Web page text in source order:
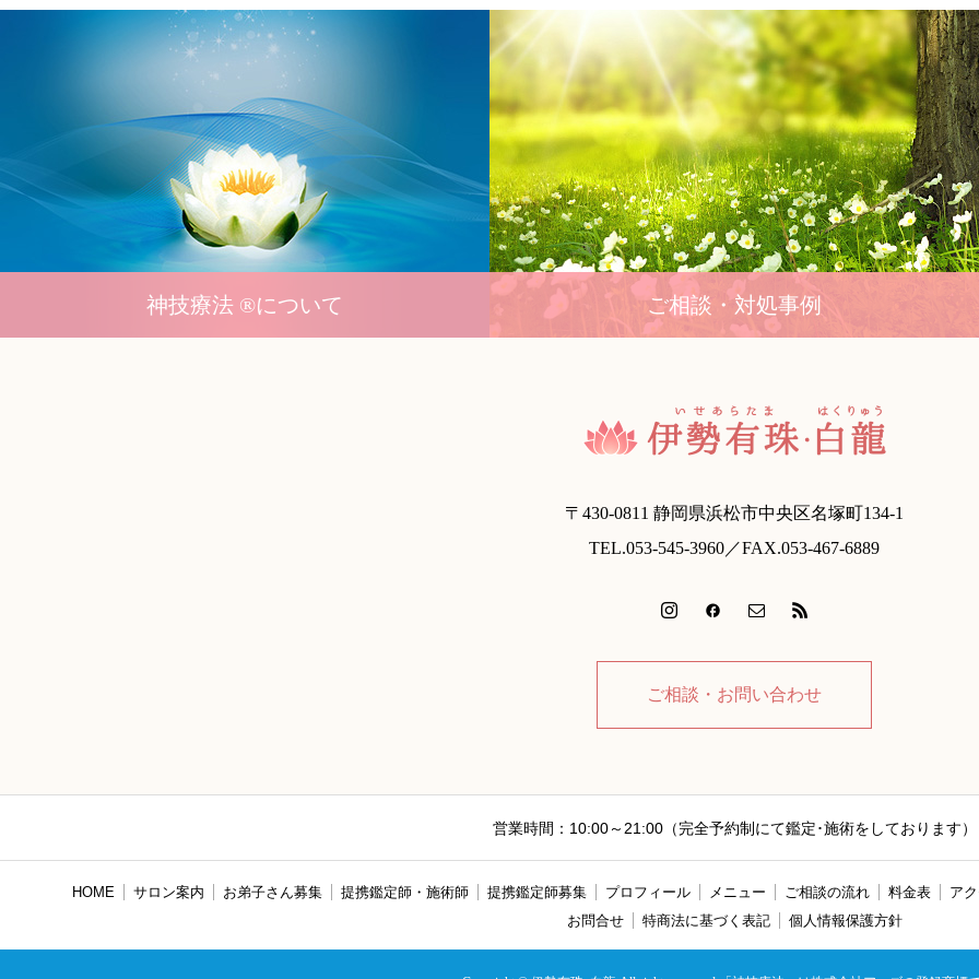
神技療法 ®について ご相談・対処事例
〒430-0811 静岡県浜松市中央区名塚町134-1
TEL.053-545-3960／FAX.053-467-6889
ご相談・お問い合わせ
営業時間：10:00～21:00（完全予約制にて鑑定･施術をしております）
HOME サロン案内 お弟子さん募集 提携鑑定師・施術師 提携鑑定師募集 プロフィール メニュー ご相談の流れ 料金表
ア
お問合せ
特商法に基づく表記 個人情報保護方針